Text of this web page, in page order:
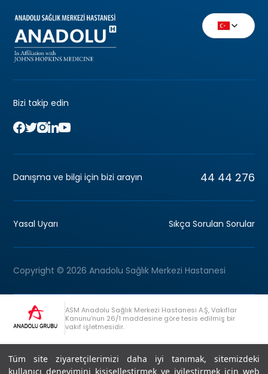
Tüm site ziyaretçilerimizi daha iyi tanımak, sitemizdeki
kullanıcı deneyimini kişiselleştirmek ve iyileştirmek için web
Bizi takip edin
Danışma ve bilgi için bizi arayın 44 44 276
Yasal Uyarı Sıkça Sorulan Sorular
Copyright © 2026 Anadolu Sağlık Merkezi Hastanesi
ASM Anadolu Sağlık Merkezi Hastanesi A.Ş, Vakıflar
Kanunu’nun 26/1 maddesine göre tesis edilmiş bir
vakıf işletmesidir.
Anadolu Grubu Danışma Hattı +90 (262) 678 54 00